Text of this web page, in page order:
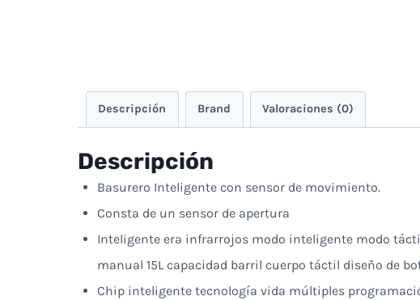
Descripción Brand Valoraciones (0)
Descripción
Basurero Inteligente con sensor de movimiento.
Consta de un sensor de apertura
Inteligente era infrarrojos modo inteligente modo
manual 15L capacidad barril cuerpo táctil diseño de
Chip inteligente tecnología vida múltiples